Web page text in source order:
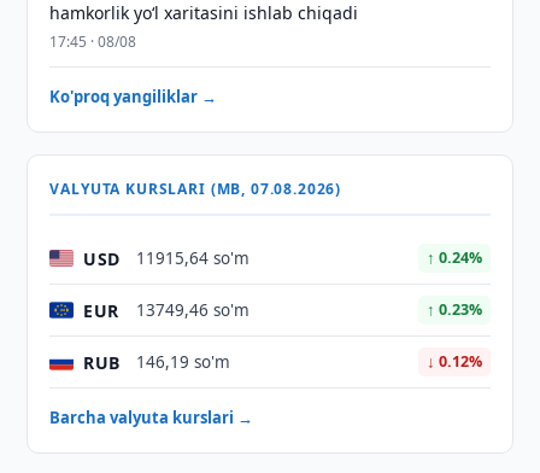
hamkorlik yoʻl xaritasini ishlab chiqadi
17:45 · 08/08
Ko'proq yangiliklar →
VALYUTA KURSLARI (MB, 07.08.2026)
USD 11915,64 so'm ↑ 0.24%
EUR 13749,46 so'm ↑ 0.23%
RUB 146,19 so'm ↓ 0.12%
Barcha valyuta kurslari →